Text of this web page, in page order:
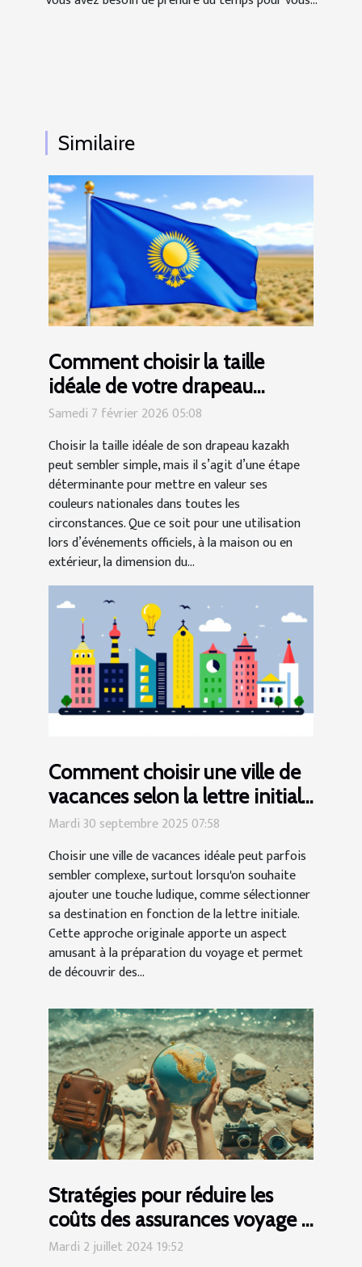
Similaire
Comment choisir la taille
idéale de votre drapeau
kazakh ?
Samedi 7 février 2026 05:08
Choisir la taille idéale de son drapeau kazakh
peut sembler simple, mais il s’agit d’une étape
déterminante pour mettre en valeur ses
couleurs nationales dans toutes les
circonstances. Que ce soit pour une utilisation
lors d’événements officiels, à la maison ou en
extérieur, la dimension du...
Comment choisir une ville de
vacances selon la lettre initiale
?
Mardi 30 septembre 2025 07:58
Choisir une ville de vacances idéale peut parfois
sembler complexe, surtout lorsqu'on souhaite
ajouter une touche ludique, comme sélectionner
sa destination en fonction de la lettre initiale.
Cette approche originale apporte un aspect
amusant à la préparation du voyage et permet
de découvrir des...
Stratégies pour réduire les
coûts des assurances voyage à
l'étranger
Mardi 2 juillet 2024 19:52